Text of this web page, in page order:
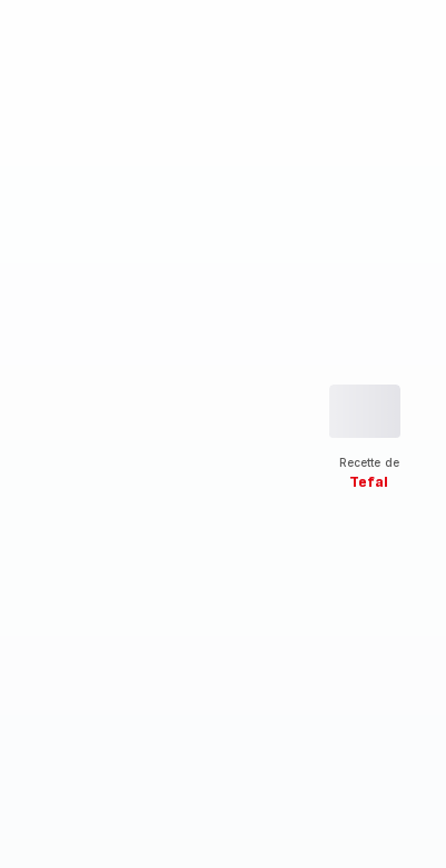
Recette de
Tefal